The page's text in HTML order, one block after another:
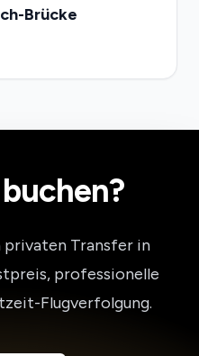
Brücke
privaten Transfer in
professionelle
Flugverfolgung.